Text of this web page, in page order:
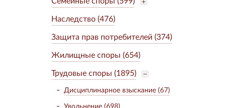
Наследство (476)
Защита прав потребителей (374)
Жилищные споры (654)
Трудовые споры (1895)
Дисциплинарное взыскание (67)
Увольнение (698)